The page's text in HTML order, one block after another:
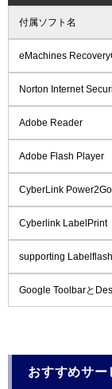
付属ソフト名
eMachines
Norton Internet
Adobe Reader
Adobe Flash Player
CyberLink Power2Go
Cyberlink LabelPrint
supporting Labelflash
Google Toolbarと
おすすめサー